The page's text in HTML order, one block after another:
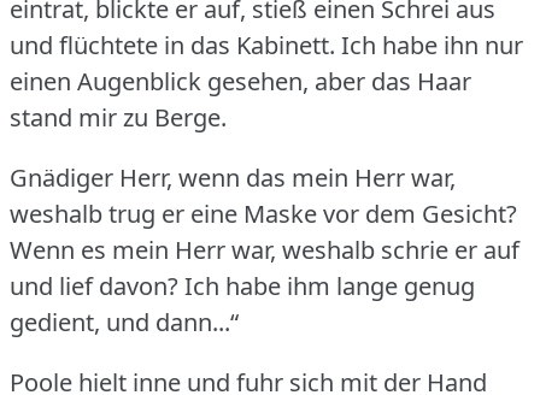
eintrat, blickte er auf, stieß einen Schrei aus
und flüchtete in das Kabinett. Ich habe ihn nur
einen Augenblick gesehen, aber das Haar
stand mir zu Berge.
Gnädiger Herr, wenn das mein Herr war,
weshalb trug er eine Maske vor dem Gesicht?
Wenn es mein Herr war, weshalb schrie er auf
und lief davon?Ich habe ihm lange genug
gedient, und dann...“
Poole hielt inne und fuhr sich mit der Hand